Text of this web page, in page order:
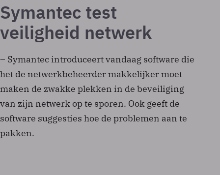
Symantec test
veiligheid netwerk
– Symantec introduceert vandaag software die
het de netwerkbeheerder makkelijker moet
maken de zwakke plekken in de beveiliging
van zijn netwerk op te sporen. Ook geeft de
software suggesties hoe de problemen aan te
pakken.